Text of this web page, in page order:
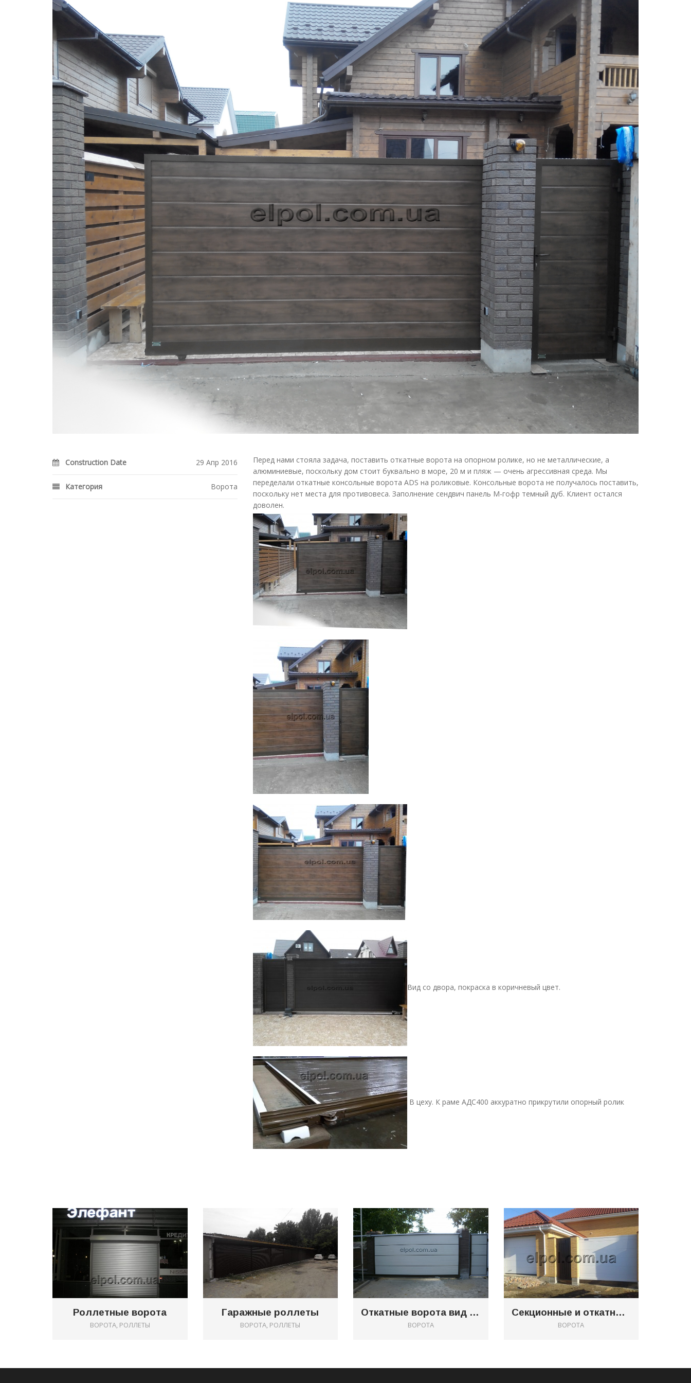
Construction Date 29 Апр 2016
Категория Ворота
Перед нами стояла задача, поставить откатные ворота на опорном ролике, но не металлические, а
алюминиевые, поскольку дом стоит буквально в море, 20 м и пляж — очень агрессивная среда. Мы
переделали откатные консольные ворота ADS на роликовые. Консольные ворота не получалось поставить,
поскольку нет места для противовеса. Заполнение сендвич панель М-гофр темный дуб. Клиент остался
доволен.
Вид со двора, покраска в коричневый цвет.
В цеху. К раме АДС400 аккуратно прикрутили опорный ролик
Роллетные ворота
ВОРОТА, РОЛЛЕТЫ
Гаражные роллеты
ВОРОТА, РОЛЛЕТЫ
Откатные ворота вид со двора
ВОРОТА
Секционные и откатные ворота в фасаде
ВОРОТА